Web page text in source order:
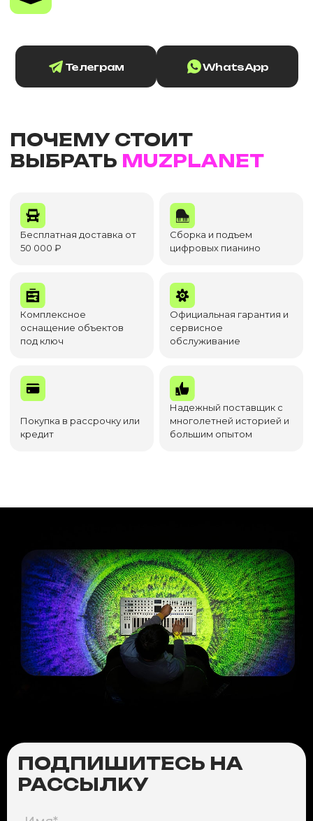
Телеграм WhatsApp
ПОЧЕМУ СТОИТ
ВЫБРАТЬ MUZPLANET
Бесплатная доставка от
50 000 ₽
Сборка и подъем
цифровых пианино
Комплексное
оснащение объектов
под ключ
Официальная гарантия и
сервисное
обслуживание
Покупка в рассрочку или
кредит
Надежный поставщик с
многолетней историей и
большим опытом
ПОДПИШИТЕСЬ НА
РАССЫЛКУ